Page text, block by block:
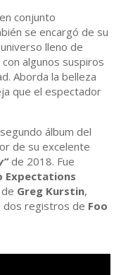
conjunto
se encargó de su
lleno de
algunos suspiros
Aborda la belleza
que el espectador
álbum del
de su excelente
de 2018. Fue
Expectations
Greg Kurstin,
dos registros de Foo